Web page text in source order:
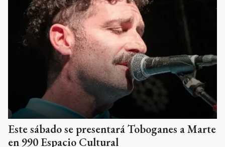
Este sábado se presentará Toboganes a Marte
en 990 Espacio Cultural